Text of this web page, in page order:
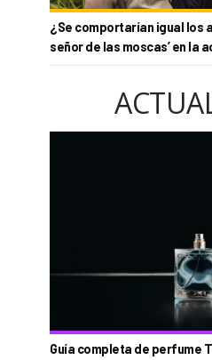
¿Se comportarían igual los
señor de las moscas’ en la
Guía completa de perfume